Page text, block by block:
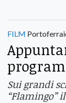
FILM
Sui grandi
“Flamingo”